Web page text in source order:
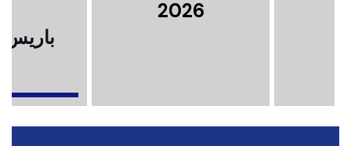
2026
باريس